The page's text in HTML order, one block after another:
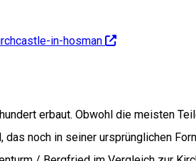
in-hosman
erbaut. Obwohl die meisten
noch in seiner ursprünglichen